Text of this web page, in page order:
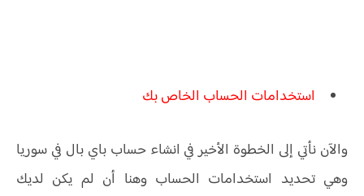
استخدامات الحساب الخاص بك
والآن نأتي إلى الخطوة الأخير في انشاء حساب باي بال في سوريا
وهي تحديد استخدامات الحساب وهنا أن لم يكن لديك